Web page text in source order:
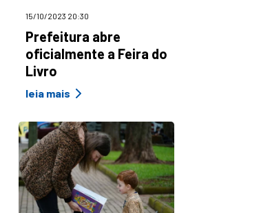
15/10/2023 20:30
Prefeitura abre
oficialmente a Feira do
Livro
leia mais